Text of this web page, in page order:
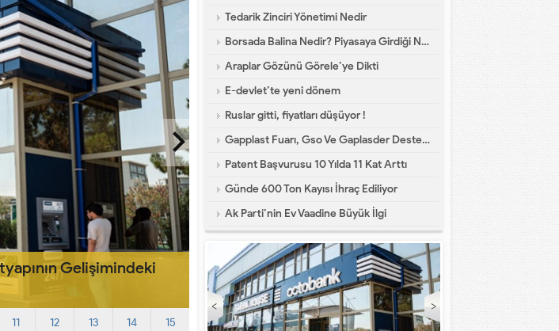
Lojistik Dağıtım Süreci: Etkili Yönetimin Önemi ve
11 12 13 14 15
Tedarik Zinciri Yönetimi Nedir
Borsada Balina Nedir? Piyasaya Girdiği Nasıl Anlaşılır?
Araplar Gözünü Görele’ye Dikti
E-devlet’te yeni dönem
Ruslar gitti, fiyatları düşüyor !
Gapplast Fuarı, Gso Ve Gaplasder Desteğiyle Bölgede İlk Kez Düzenlenecek
Patent Başvurusu 10 Yılda 11 Kat Arttı
Günde 600 Ton Kayısı İhraç Ediliyor
Ak Parti’nin Ev Vaadine Büyük İlgi